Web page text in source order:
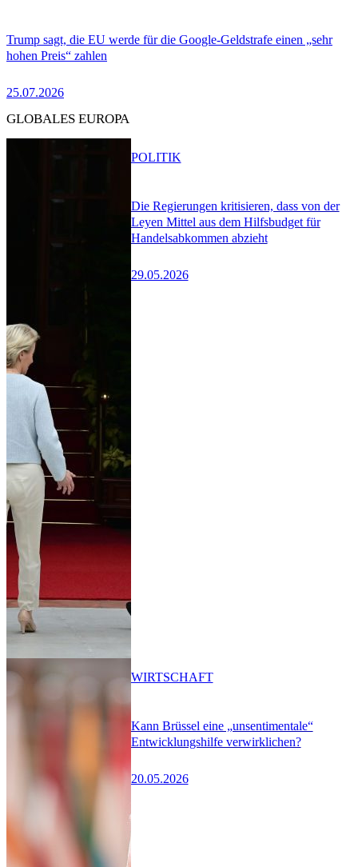
Trump sagt, die EU werde für die Google-Geldstrafe einen „sehr
hohen Preis“ zahlen
25.07.2026
GLOBALES EUROPA
Die Regierungen kritisieren, dass von der
Leyen Mittel aus dem Hilfsbudget für
Handelsabkommen abzieht
29.05.2026
POLITIK
Kann Brüssel eine „unsentimentale“
Entwicklungshilfe verwirklichen?
20.05.2026
WIRTSCHAFT